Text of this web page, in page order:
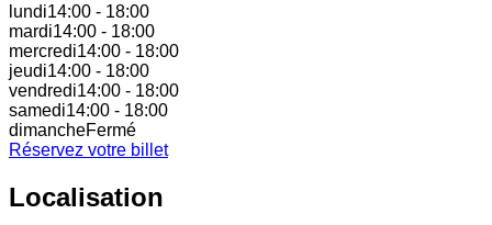
lundi14:00 - 18:00
mardi14:00 - 18:00
mercredi14:00 - 18:00
jeudi14:00 - 18:00
vendredi14:00 - 18:00
samedi14:00 - 18:00
dimancheFermé
Réservez votre billet
Localisation